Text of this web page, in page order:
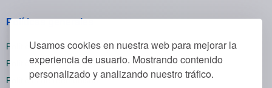
Usamos cookies en nuestra web para mejorar la
experiencia de usuario. Mostrando contenido
personalizado y analizando nuestro tráfico.
Políticas generales
Políticas de privacidad
Políticas de cookies
Políticas de reembolsos